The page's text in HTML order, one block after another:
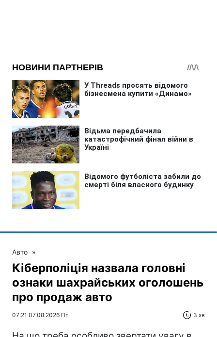
Авто »
Кіберполіція назвала головні
ознаки шахрайських оголошень
про продаж авто
07:21 07.08.2026 Пт 3 хв